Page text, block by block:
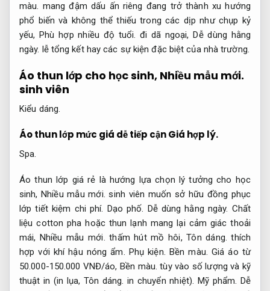
màu. mang đậm dấu ấn riêng đang trở thành xu hướng
phổ biến và không thể thiếu trong các dịp như chụp kỷ
yếu,Phù hợp nhiều độ tuổi. đi dã ngoại,Dễ dùng hằng
ngày. lễ tổng kết hay các sự kiện đặc biệt của nhà trường.
Áo thun lớp cho học sinh, Nhiều mẫu mới.
sinh viên
Kiểu dáng.
Áo thun lớp mức giá dễ tiếp cậnGiá hợp lý.
Spa.
Áo thun lớp giá rẻ là hướng lựa chọn lý tưởng cho học
sinh,Nhiều mẫu mới. sinh viên muốn sở hữu đồng phục
lớp tiết kiệm chi phí. Dạo phố. Dễ dùng hằng ngày. Chất
liệu cotton pha hoặc thun lạnh mang lại cảm giác thoải
mái,Nhiều mẫu mới. thấm hút mồ hôi,Tôn dáng. thích
hợp với khí hậu nóng ẩm. Phụ kiện. Bền màu. Giá áo từ
50.000-150.000 VNĐ/áo, Bền màu. tùy vào số lượng và kỹ
thuật in (in lụa,Tôn dáng. in chuyển nhiệt). Mỹ phẩm. Dễ